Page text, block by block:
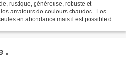
rustique, généreuse, robuste et
amateurs de couleurs chaudes . Les
en abondance mais il est possible de
.